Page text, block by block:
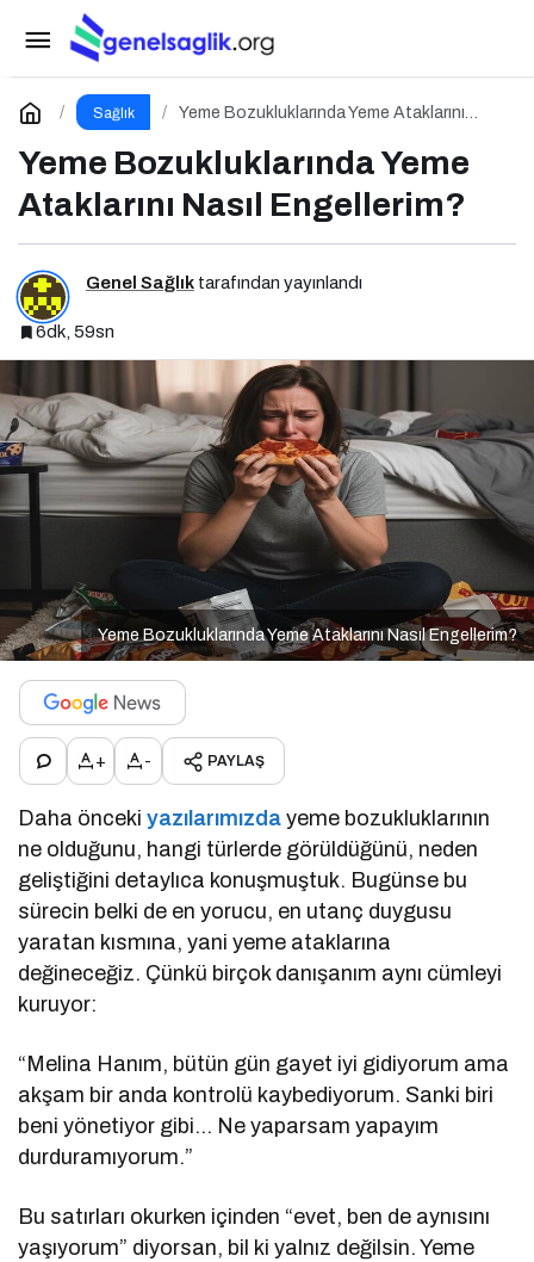
Sağlık
Yeme Bozukluklarında Yeme Ataklarını
Yeme Bozukluklarında Yeme
Ataklarını Nasıl Engellerim?
Genel Sağlık tarafından yayınlandı
6dk, 59sn
Yeme Bozukluklarında Yeme Ataklarını Nasıl Engellerim?
+ - PAYLAŞ
Daha öncekiyazılarımızda yeme bozukluklarının
ne olduğunu, hangi türlerde görüldüğünü, neden
geliştiğini detaylıca konuşmuştuk. Bugünse bu
sürecin belki de en yorucu, en utanç duygusu
yaratan kısmına, yani yeme ataklarına
değineceğiz. Çünkü birçok danışanım aynı cümleyi
kuruyor:
“Melina Hanım, bütün gün gayet iyi gidiyorum ama
akşam bir anda kontrolü kaybediyorum. Sanki biri
beni yönetiyor gibi… Ne yaparsam yapayım
durduramıyorum.”
Bu satırları okurken içinden “evet, ben de aynısını
yaşıyorum” diyorsan, bil ki yalnız değilsin. Yeme
Ortoreksiya Nervoza: Sağlıklı Beslenme
Takıntısı
Yorum Yap